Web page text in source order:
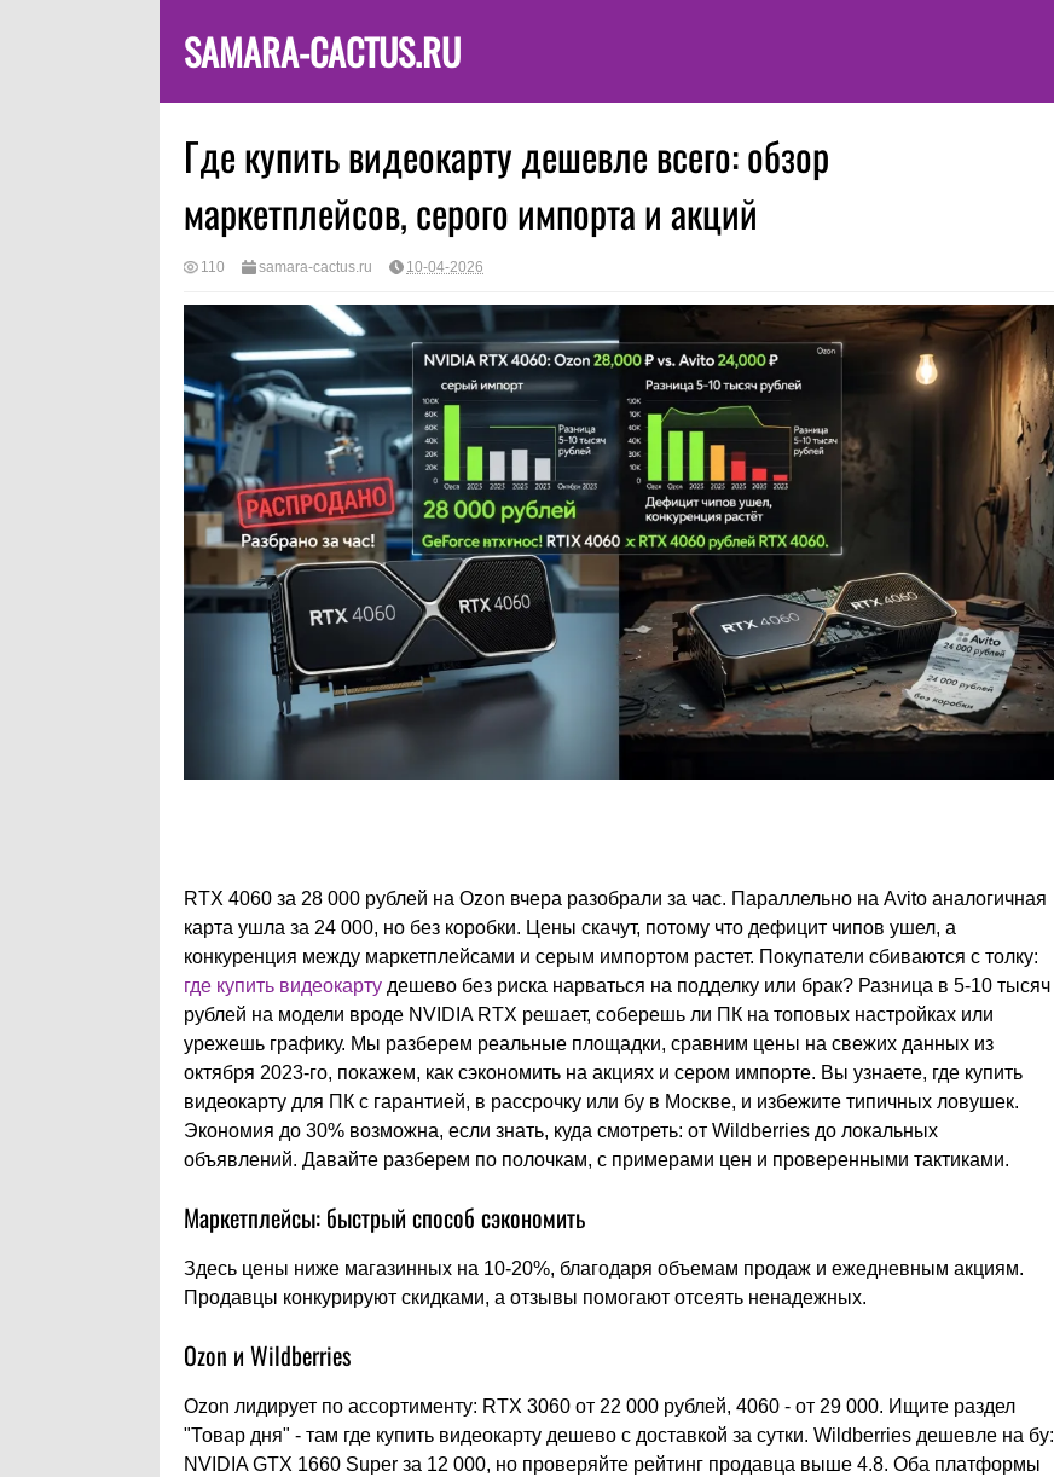
SAMARA-CACTUS.RU
Где купить видеокарту дешевле всего: обзор
маркетплейсов, серого импорта и акций
110 samara-cactus.ru 10-04-2026
RTX 4060 за 28 000 рублей на Ozon вчера разобрали за час. Параллельно на Avito аналогичная
карта ушла за 24 000, но без коробки. Цены скачут, потому что дефицит чипов ушел, а
конкуренция между маркетплейсами и серым импортом растет. Покупатели сбиваются с толку:
где купить видеокарту дешево без риска нарваться на подделку или брак? Разница в 5-10 тысяч
рублей на модели вроде NVIDIA RTX решает, соберешь ли ПК на топовых настройках или
урежешь графику. Мы разберем реальные площадки, сравним цены на свежих данных из
октября 2023-го, покажем, как сэкономить на акциях и сером импорте. Вы узнаете, где купить
видеокарту для ПК с гарантией, в рассрочку или бу в Москве, и избежите типичных ловушек.
Экономия до 30% возможна, если знать, куда смотреть: от Wildberries до локальных
объявлений. Давайте разберем по полочкам, с примерами цен и проверенными тактиками.
Маркетплейсы: быстрый способ сэкономить
Здесь цены ниже магазинных на 10-20%, благодаря объемам продаж и ежедневным акциям.
Продавцы конкурируют скидками, а отзывы помогают отсеять ненадежных.
Ozon и Wildberries
Ozon лидирует по ассортименту: RTX 3060 от 22 000 рублей, 4060 - от 29 000. Ищите раздел
"Товар дня" - там где купить видеокарту дешево с доставкой за сутки. Wildberries дешевле на бу:
NVIDIA GTX 1660 Super за 12 000, но проверяйте рейтинг продавца выше 4.8. Оба платформы